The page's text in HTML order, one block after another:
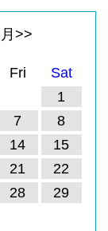
>>
Fri
Sat
1
7
8
14
15
21
22
28
29